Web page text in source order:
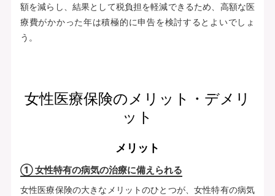
額を減らし、結果として税負担を軽減できるため、高額な医
療費がかかった年は積極的に申告を検討するとよいでしょ
う。
女性医療保険のメリット・デメリ
ット
メリット
① 女性特有の病気の治療に備えられる
女性医療保険の大きなメリットのひとつが、女性特有の病気